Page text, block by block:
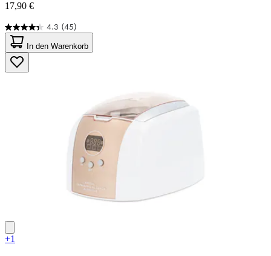
17,90 €
4.3 (45)
4.3
von
5
Sternen.
45
In den Warenkorb
+1